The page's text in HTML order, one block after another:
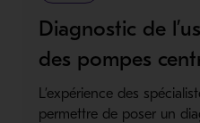
Diagnostic de
des pompes
L’expérience des
permettre de poser un